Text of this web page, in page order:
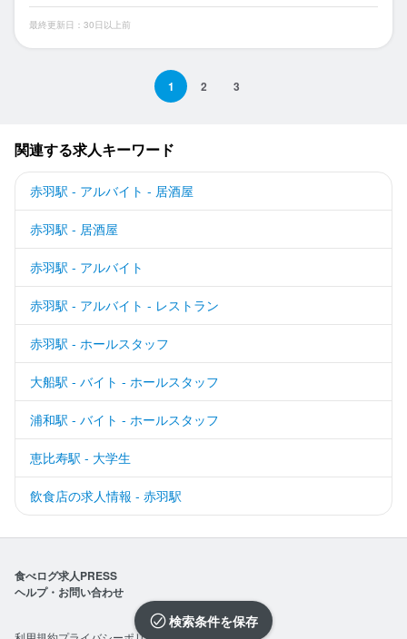
最終更新日：30日以上前
1 2 3
検索条件を保存
関連する求人キーワード
赤羽駅 - アルバイト - 居酒屋
赤羽駅 - 居酒屋
赤羽駅 - アルバイト
赤羽駅 - アルバイト - レストラン
赤羽駅 - ホールスタッフ
大船駅 - バイト - ホールスタッフ
浦和駅 - バイト - ホールスタッフ
恵比寿駅 - 大学生
飲食店の求人情報 - 赤羽駅
食べログ求人PRESS
ヘルプ・お問い合わせ